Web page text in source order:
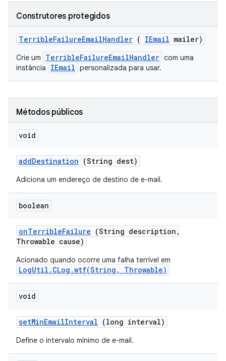
Construtores protegidos
TerribleFailureEmailHandler ( IEmail mailer)
Crie um TerribleFailureEmailHandler com uma
instância
IEmail personalizada para usar.
Métodos públicos
void
addDestination (String dest)
Adiciona um endereço de destino de e-mail.
boolean
onTerribleFailure (String description ,
Throwable cause)
Acionado quando ocorre uma falha terrível em
LogUtil.CLog.wtf(String, Throwable)
void
setMinEmailInterval (long interval)
Define o intervalo mínimo de e-mail.